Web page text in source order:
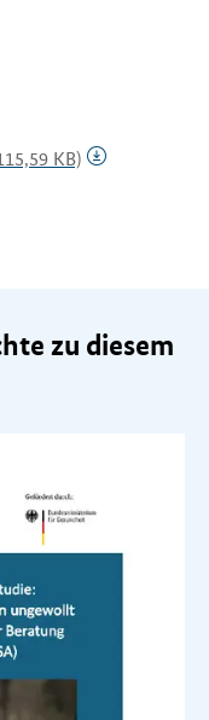
KB)
zu diesem